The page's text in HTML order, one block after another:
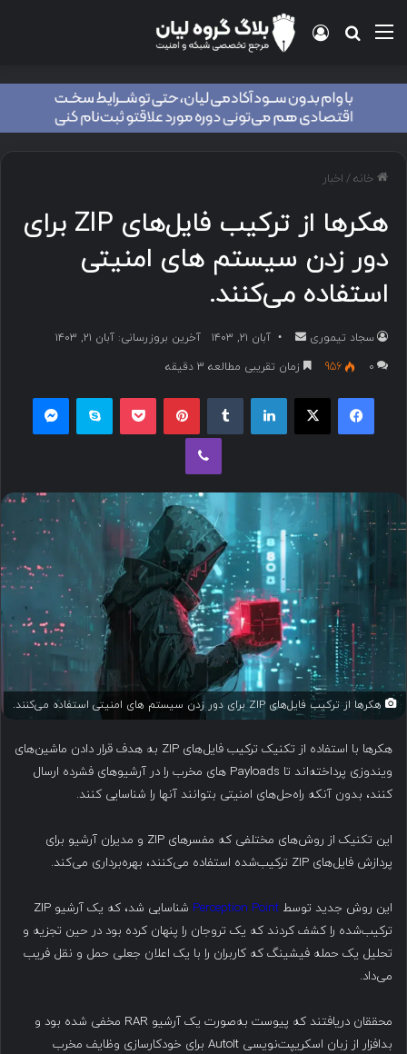
منو جستجو برای
ورود
خانه/ اخبار
هکرها از ترکیب فایل‌های ZIP برای
دور زدن سیستم های امنیتی
استفاده می‌کنند.
سجاد تیموری
ا
ا
ی
م
آبان ۲۱, ۱۴۰۳
آخرین بروزرسانی: آبان ۲۱, ۱۴۰۳
۰
956 زمان تقریبی مطالعه 3 دقیقه
فیسبوک ایکس لینکداین پینتریست پاکت اسکایپ
وایبر
هکرها از ترکیب فایل‌های ZIP برای دور زدن سیستم های امنیتی استفاده می‌کنند.
هکرها با استفاده از تکنیک ترکیب فایل‌های ZIP به هدف قرار دادن ماشین‌های
ویندوزی پرداخته‌اند تا Payloads های مخرب را در آرشیوهای فشرده ارسال
کنند، بدون آنکه راه‌حل‌های امنیتی بتوانند آنها را شناسایی کنند.
این تکنیک از روش‌های مختلفی که مفسرهای ZIP و مدیران آرشیو برای
پردازش فایل‌های ZIP ترکیب‌شده استفاده می‌کنند، بهره‌برداری می‌کند.
این روش جدید توسط Perception Point
شناسایی شد، که یک آرشیو ZIP
ترکیب‌شده را کشف کردند که یک تروجان را پنهان کرده بود در حین تجزیه و
تحلیل یک حمله فیشینگ که کاربران را با یک اعلان جعلی حمل و نقل فریب
می‌داد.
محققان دریافتند که پیوست به‌صورت یک آرشیو RAR مخفی شده بود و
بدافزار از زبان اسکریپت‌نویسی AutoIt برای خودکارسازی وظایف مخرب